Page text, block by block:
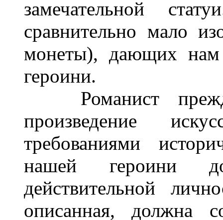
замечательной
сравнительно мало
монеты), дающих
героини.
Романист прежде
произведение
требованиями
нашей героини
действительной
описанная, должна